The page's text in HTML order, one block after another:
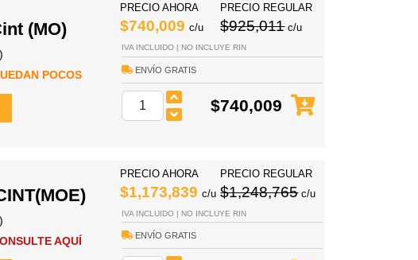
(MO)
POCOS
PRECIO AHORA
$740,009 c/u
PRECIO REGULAR
$925,011c/u
IVA INCLUIDO | NO INCLUYE RIN
ENVÍO GRATIS
$740,009
AQUÍ
PRECIO AHORA
$1,173,839 c/u
PRECIO REGULAR
$1,248,765c/u
IVA INCLUIDO | NO INCLUYE RIN
ENVÍO GRATIS